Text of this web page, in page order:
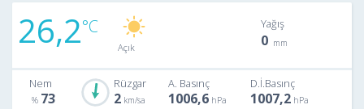
26,2 Açık
Yağış
0
Nem
73
Rüzgar
2
A. Basınç
1006,6
D.İ.Basınç
1007,2